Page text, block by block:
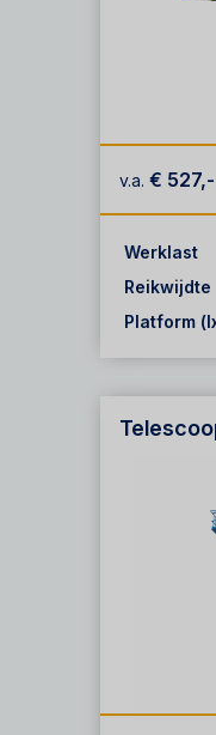
v.a. € 527,-
Werklast
Reikwijdte
Platform